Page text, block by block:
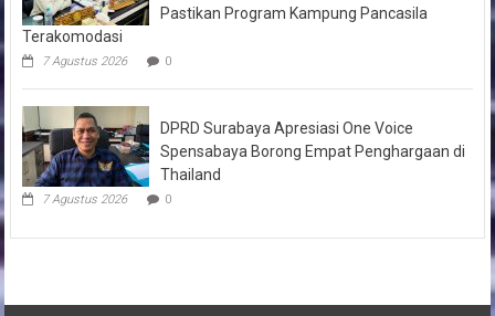
Pastikan Program Kampung Pancasila
Terakomodasi
7 Agustus 2026 0
DPRD Surabaya Apresiasi One Voice
Spensabaya Borong Empat Penghargaan di
Thailand
7 Agustus 2026 0